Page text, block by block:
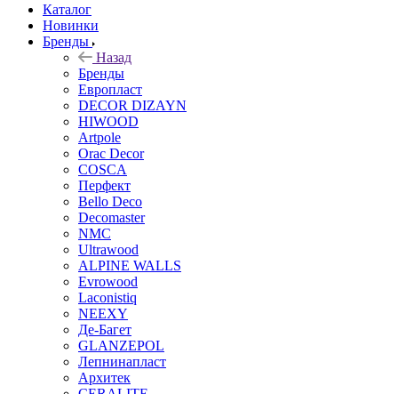
Каталог
Новинки
Бренды
Назад
Бренды
Европласт
DECOR DIZAYN
HIWOOD
Artpole
Orac Decor
COSCA
Перфект
Bello Deco
Decomaster
NMС
Ultrawood
ALPINE WALLS
Evrowood
Laconistiq
NEEXY
Де-Багет
GLANZEPOL
Лепнинапласт
Архитек